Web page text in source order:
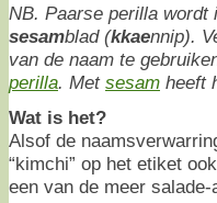
NB. Paarse perilla wordt
sesamblad (kkaennip).
van de naam te
perilla. Met sesam heeft
Wat is het?
Alsof de
“kimchi” op het etiket
een van de meer